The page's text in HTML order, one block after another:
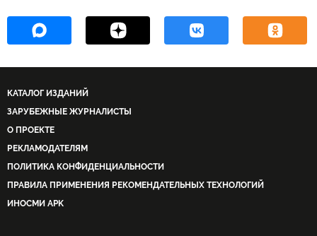
КАТАЛОГ ИЗДАНИЙ
ЗАРУБЕЖНЫЕ ЖУРНАЛИСТЫ
О ПРОЕКТЕ
РЕКЛАМОДАТЕЛЯМ
ПОЛИТИКА КОНФИДЕНЦИАЛЬНОСТИ
ПРАВИЛА ПРИМЕНЕНИЯ РЕКОМЕНДАТЕЛЬНЫХ ТЕХНОЛОГИЙ
ИНОСМИ APK